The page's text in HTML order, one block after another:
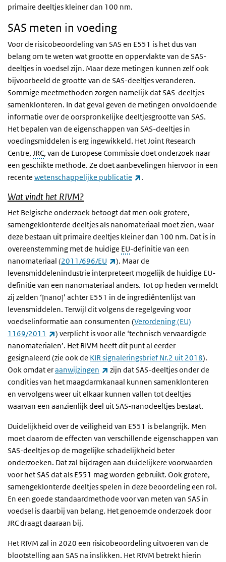
primaire deeltjes kleiner dan 100 nm.
SAS meten in voeding
Voor de risicobeoordeling van SAS en E551 is het dus van
belang om te weten wat grootte en oppervlakte van de SAS-
deeltjes in voedsel zijn. Maar deze metingen kunnen zelf ook
bijvoorbeeld de grootte van de SAS-deeltjes veranderen.
Sommige meetmethoden zorgen namelijk dat SAS-deeltjes
samenklonteren. In dat geval geven de metingen onvoldoende
informatie over de oorspronkelijke deeltjesgrootte van SAS.
Het bepalen van de eigenschappen van SAS-deeltjes in
voedingsmiddelen is erg ingewikkeld. Het Joint Research
Centre, JRC, van de Europese Commissie doet onderzoek naar
een geschikte methode. Ze doet aanbevelingen hiervoor in een
recente wetenschappelijke publicatie (externe link)
.
Wat vindt het RIVM?
Het Belgische onderzoek betoogt dat men ook grotere,
samengeklonterde deeltjes als nanomateriaal moet zien, waar
deze bestaan uit primaire deeltjes kleiner dan 100 nm. Dat is in
overeenstemming met de huidige EU-definitie van een
nanomateriaal (2011/696/EU (externe link)
). Maar de
levensmiddelenindustrie interpreteert mogelijk de huidige EU-
definitie van een nanomateriaal anders. Tot op heden vermeldt
zij zelden ‘[nano]’ achter E551 in de ingrediëntenlijst van
levensmiddelen. Terwijl dit volgens de regelgeving voor
voedselinformatie aan consumenten (Verordening (EU)
1169/2011
(externe link)
) verplicht is voor alle ‘technisch vervaardigde
nanomaterialen’. Het RIVM heeft dit punt al eerder
gesignaleerd (zie ook de KIR signaleringsbrief Nr.2 uit 2018).
Ook omdat eraanwijzingen (externe link)
zijn dat SAS-deeltjes onder de
condities van het maagdarmkanaal kunnen samenklonteren
en vervolgens weer uit elkaar kunnen vallen tot deeltjes
waarvan een aanzienlijk deel uit SAS-nanodeeltjes bestaat.
Duidelijkheid over de veiligheid van E551 is belangrijk. Men
moet daarom de effecten van verschillende eigenschappen van
SAS-deeltjes op de mogelijke schadelijkheid beter
onderzoeken. Dat zal bijdragen aan duidelijkere voorwaarden
voor het SAS dat als E551 mag worden gebruikt. Ook grotere,
samengeklonterde deeltjes spelen in deze beoordeling een rol.
En een goede standaardmethode voor van meten van SAS in
voedsel is daarbij van belang. Het genoemde onderzoek door
JRC draagt daaraan bij.
Het RIVM zal in 2020 een risicobeoordeling uitvoeren van de
blootstelling aan SAS na inslikken. Het RIVM betrekt hierin